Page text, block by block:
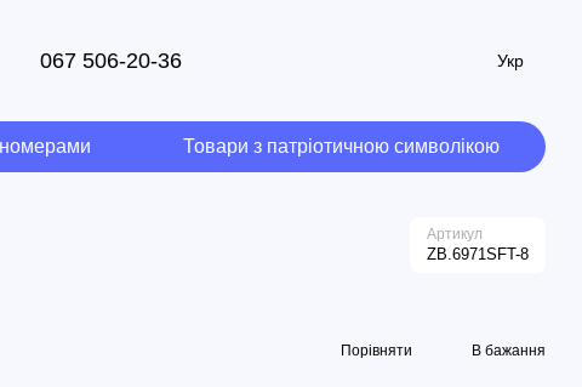
067 506-20-36 Укр
Товари з патріотичною символікою
Артикул
ZB.6971SFT-8
Порівняти В бажання